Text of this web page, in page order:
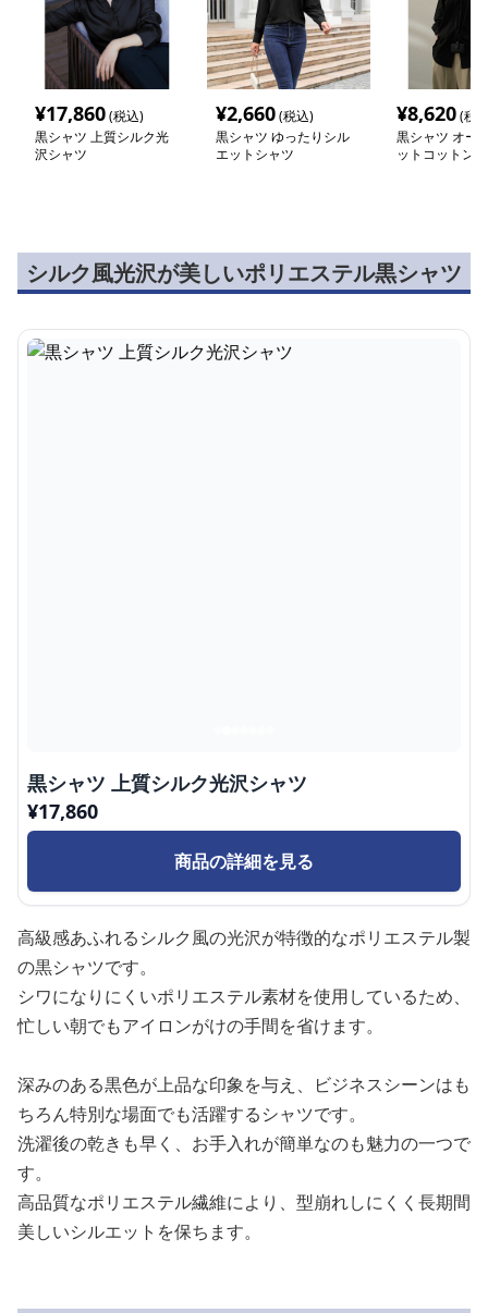
¥17,860(税込)
黒シャツ 上質シルク光
沢シャツ
¥2,660(税込)
黒シャツ ゆったりシル
エットシャツ
¥8,620(税
黒シャツ オー
ットコットン
シルク風光沢が美しいポリエステル黒シャツ
黒シャツ 上質シルク光沢シャツ
¥17,860
商品の詳細を見る
高級感あふれるシルク風の光沢が特徴的なポリエステル製
の黒シャツです。
シワになりにくいポリエステル素材を使用しているため、
忙しい朝でもアイロンがけの手間を省けます。
深みのある黒色が上品な印象を与え、ビジネスシーンはも
ちろん特別な場面でも活躍するシャツです。
洗濯後の乾きも早く、お手入れが簡単なのも魅力の一つで
す。
高品質なポリエステル繊維により、型崩れしにくく長期間
美しいシルエットを保ちます。